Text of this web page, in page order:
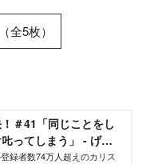
全5枚）
＃41「同じことをし
ってしまう」 - げん
録者数74万人超えのカリス